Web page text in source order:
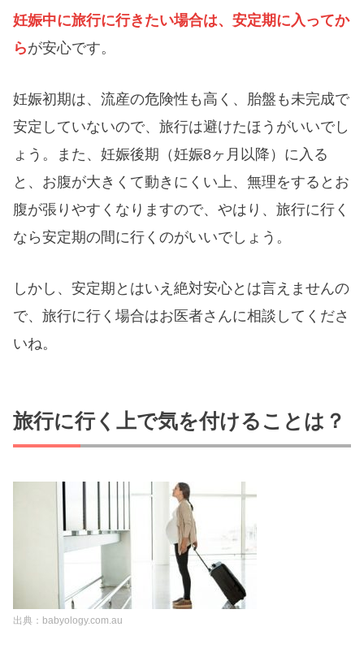
妊娠中に旅行に行きたい場合は、安定期に入ってか
らが安心です。
妊娠初期は、流産の危険性も高く、胎盤も未完成で
安定していないので、旅行は避けたほうがいいでし
ょう。また、妊娠後期（妊娠8ヶ月以降）に入る
と、お腹が大きくて動きにくい上、無理をするとお
腹が張りやすくなりますので、やはり、旅行に行く
なら安定期の間に行くのがいいでしょう。
しかし、安定期とはいえ絶対安心とは言えませんの
で、旅行に行く場合はお医者さんに相談してくださ
いね。
旅行に行く上で気を付けることは？
出典：babyology.com.au